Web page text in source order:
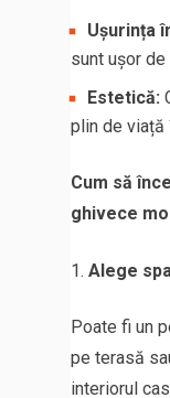
Ușurința
sunt ușor
Estetică:
plin de viață
Cum să
ghivece
Alege
Poate fi un
pe terasă
interiorul